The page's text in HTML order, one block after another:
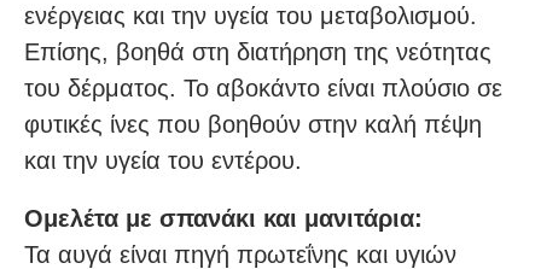
ενέργειας και την υγεία του μεταβολισμού.
Επίσης, βοηθά στη διατήρηση της νεότητας
του δέρματος. Το αβοκάντο είναι πλούσιο σε
φυτικές ίνες που βοηθούν στην καλή πέψη
και την υγεία του εντέρου.
Ομελέτα με σπανάκι και μανιτάρια:
Τα αυγά είναι πηγή πρωτεΐνης και υγιών